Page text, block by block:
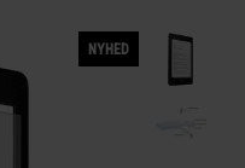
NYHED